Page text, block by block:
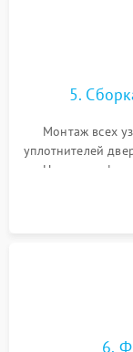
5.
Монтаж всех
уплотнителей
Надежная
сборка
6.